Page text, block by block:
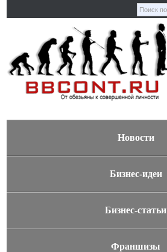
Новости
Бизнес-идеи
Бизнес-статьи
Франшизы